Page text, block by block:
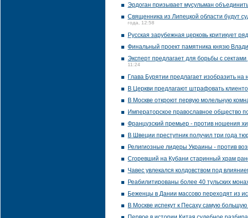
Эрдоган призывает мусульман
Священника из Липецкой области будут
года, 12:58
Русская зарубежная церковь критикует
Финальный проект памятника князю
Эксперт предлагает для борьбы с
11:24
Глава Бурятии предлагает изобразить
В Церкви предлагают штрафовать
В Москве откроют первую молельную
Императорское православное общество
Французский премьер - против ношения
В Швеции преступник получил три года
Религиозные лидеры Украины - против
Сгоревший на Кубани старинный храм
Чавес увлекался колдовством под
Реабилитированы более 40 тульских
Беженцы в Дании массово переходят из
В Москве испекут к Песаху самую